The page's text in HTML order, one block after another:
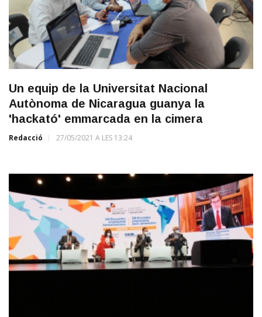
Un equip de la Universitat Nacional
Autònoma de Nicaragua guanya la
'hackató' emmarcada en la cimera
Redacció 27/05/2021 A LES 13:24